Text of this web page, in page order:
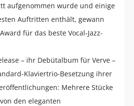
aufgenommen wurde und einige
Auftritten enthält, gewann
für das beste Vocal-Jazz-
– ihr Debütalbum für Verve –
Klaviertrio-Besetzung ihrer
Mehrere Stücke
den eleganten